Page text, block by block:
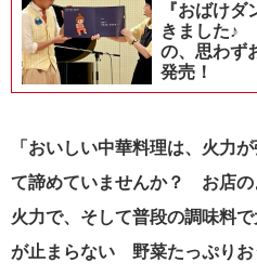
『おばけ
きました♪
の、思わず
発売！
「おいしい中華料理は、火力
て諦めていませんか？ お店の
火力で、そして普段の調味料
が止まらない 野菜たっぷりお